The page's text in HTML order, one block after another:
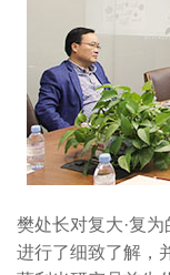
樊处长对复大·复
进行了细致了解，